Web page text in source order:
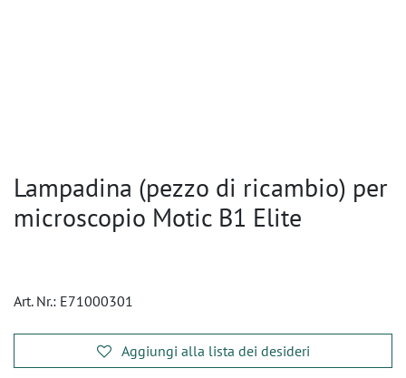
Lampadina (pezzo di ricambio) per
microscopio Motic B1 Elite
Art. Nr.: E71000301
Aggiungi alla lista dei desideri